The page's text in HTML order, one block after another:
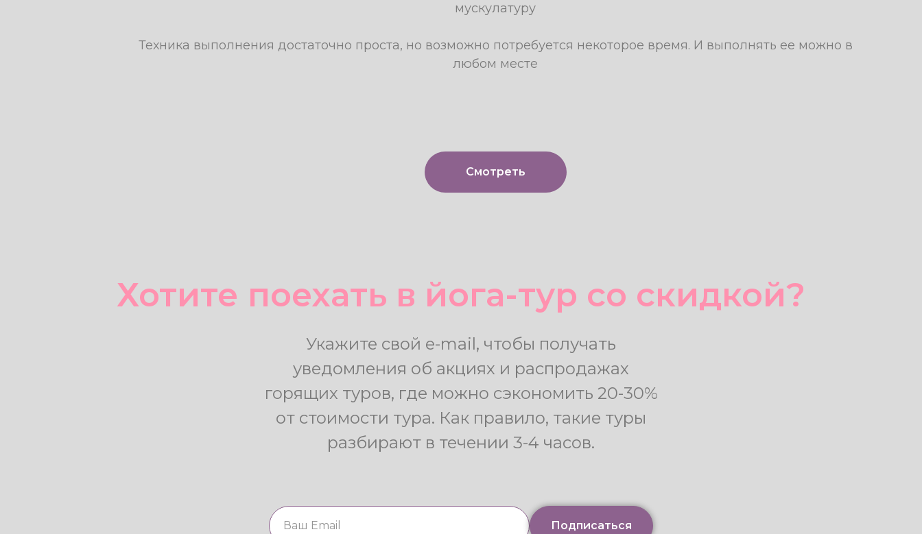
мускулатуру
Техника выполнения достаточно проста, но возможно потребуется некоторое время. И выполнять ее можно в
любом месте
Смотреть
Хотите поехать в йога-тур со скидкой?
Укажите свой e-mail, чтобы получать
уведомления об акциях и распродажах
горящих туров, где можно сэкономить 20-30%
от стоимости тура. Как правило, такие туры
разбирают в течении 3-4 часов.
Подписаться